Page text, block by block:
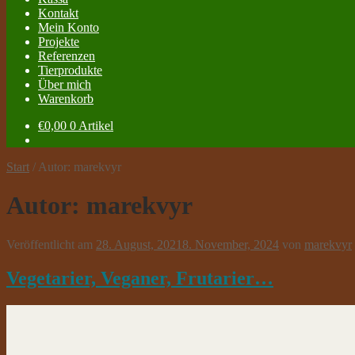
Kontakt
Mein Konto
Projekte
Referenzen
Tierprodukte
Über mich
Warenkorb
€0,00 0 Artikel
Start / Autor: marekvyr
Autor: marekvyr
Veröffentlicht am 28. August, 2021 8. November, 2024 von marekvyr
Vegetarier, Veganer, Frutarier…